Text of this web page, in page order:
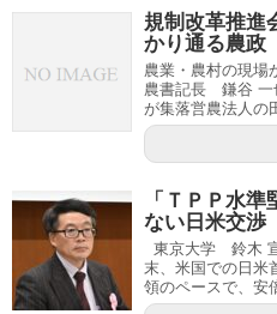
規制改革推進
かり通る農政
農業・農村の現場
農書記長 鎌谷
が集落営農法人の
「ＴＰＰ水
ない日米交渉
東京大学 鈴木
末、米国での日米
領のペースで、安